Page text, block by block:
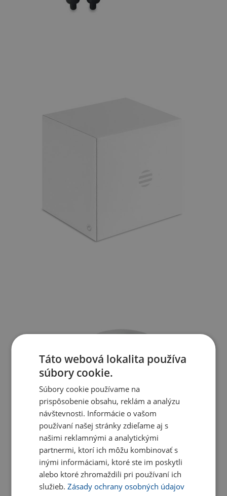
Táto webová lokalita používa
súbory cookie.
Súbory cookie používame na
prispôsobenie obsahu, reklám a analýzu
návštevnosti. Informácie o vašom
používaní našej stránky zdieľame aj s
našimi reklamnými a analytickými
partnermi, ktorí ich môžu kombinovať s
inými informáciami, ktoré ste im poskytli
alebo ktoré zhromaždili pri používaní ich
služieb.Zásady ochrany osobných údajov